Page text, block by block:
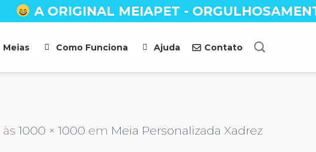
A ORIGINAL MEIAPET -
Meias Como Funciona Ajuda Contato
às1000 × 1000 em Meia Personalizada Xadrez